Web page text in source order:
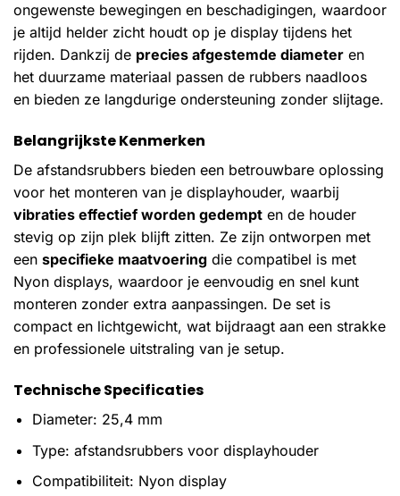
ongewenste bewegingen en beschadigingen, waardoor
je altijd helder zicht houdt op je display tijdens het
rijden. Dankzij de precies afgestemde diameter en
het duurzame materiaal passen de rubbers naadloos
en bieden ze langdurige ondersteuning zonder slijtage.
Belangrijkste Kenmerken
De afstandsrubbers bieden een betrouwbare oplossing
voor het monteren van je displayhouder, waarbij
vibraties effectief worden gedempt en de houder
stevig op zijn plek blijft zitten. Ze zijn ontworpen met
een specifieke maatvoering die compatibel is met
Nyon displays, waardoor je eenvoudig en snel kunt
monteren zonder extra aanpassingen. De set is
compact en lichtgewicht, wat bijdraagt aan een strakke
en professionele uitstraling van je setup.
Technische Specificaties
Diameter: 25,4 mm
Type: afstandsrubbers voor displayhouder
Compatibiliteit: Nyon display